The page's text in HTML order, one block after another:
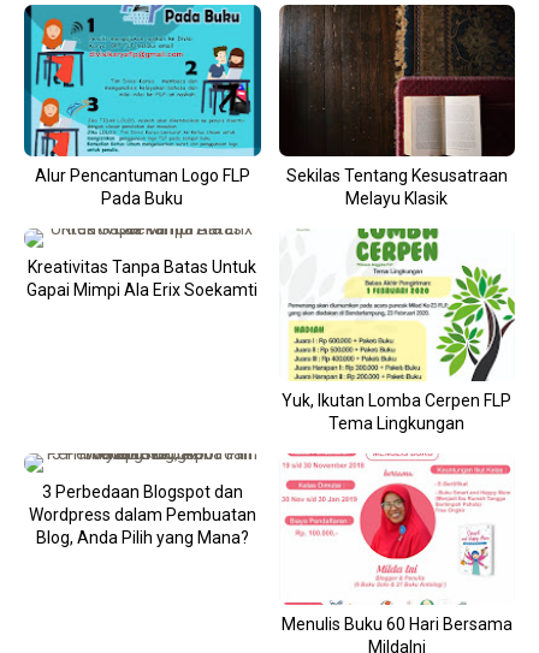
Alur Pencantuman Logo FLP
Pada Buku
Sekilas Tentang Kesusatraan
Melayu Klasik
Kreativitas Tanpa Batas Untuk
Gapai Mimpi Ala Erix Soekamti
Yuk, Ikutan Lomba Cerpen FLP
Tema Lingkungan
3 Perbedaan Blogspot dan
Wordpress dalam Pembuatan
Blog, Anda Pilih yang Mana?
Menulis Buku 60 Hari Bersama
MildaIni